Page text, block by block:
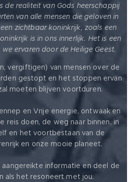
de realiteit van Gods heerschappij
van alle mensen die geloven in
zichtbaar koninkrijk, zoals een
is in ons innerlijk. Het is een
ervaren door de Heilige Geest.
vergiftigen) van mensen over de
gestopt en het stoppen ervan
moeten blijven voortduren.
en Vrije energie, ontwaak en
reis doen, de weg naar binnen, in
en het voortbestaan van de
en onze mooie planeet.
informatie en deel de
als het resoneert met jou.